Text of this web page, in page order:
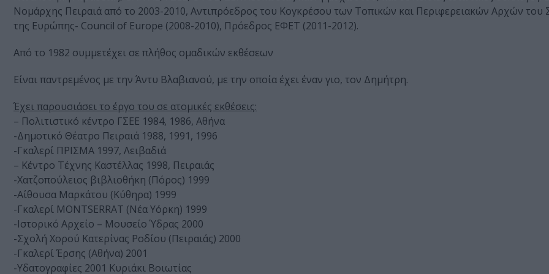
Νομάρχης Πειραιά από το 2003-2010, Αντιπρόεδρος του Κογκρέσου των Τοπικών και Περιφερειακών Αρχών του
της Ευρώπης- Council of Europe (2008-2010), Πρόεδρος ΕΦΕΤ (2011-2012).
Από το 1982 συμμετέχει σε πλήθος ομαδικών εκθέσεων
Είναι παντρεμένος με την Άντυ Βλαβιανού, με την οποία έχει έναν γιο, τον Δημήτρη.
Έχει παρουσιάσει το έργο του σε ατομικές εκθέσεις:
– Πολιτιστικό κέντρο ΓΣΕΕ 1984, 1986, Αθήνα
-Δημοτικό Θέατρο Πειραιά 1988, 1991, 1996
-Γκαλερί ΠΡΙΣΜΑ 1997, Λειβαδιά
– Κέντρο Τέχνης Καστέλλας 1998, Πειραιάς
-Χατζοπούλειος βιβλιοθήκη (Πόρος) 1999
-Αίθουσα Μαρκάτου (Κύθηρα) 1999
-Γκαλερί MONTSERRAT (Νέα Υόρκη) 1999
-Ιστορικό Αρχείο – Μουσείο Ύδρας 2000
-Σχολή Χορού Κατερίνας Ροδίου (Πειραιάς) 2000
-Γκαλερί Έρσης (Αθήνα) 2001
-Υδατογραφίες 2001 Κυριάκι Βοιωτίας